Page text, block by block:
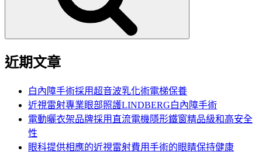
近期文章
白內障手術採用超音波乳化術電梯保養
近視雷射專業眼部照護LINDBERG白內障手術
電動曬衣架品牌採用直流電機隱形鐵窗精品級和高安全
性
眼科提供相應的近視雷射費用手術的眼睛保持健康